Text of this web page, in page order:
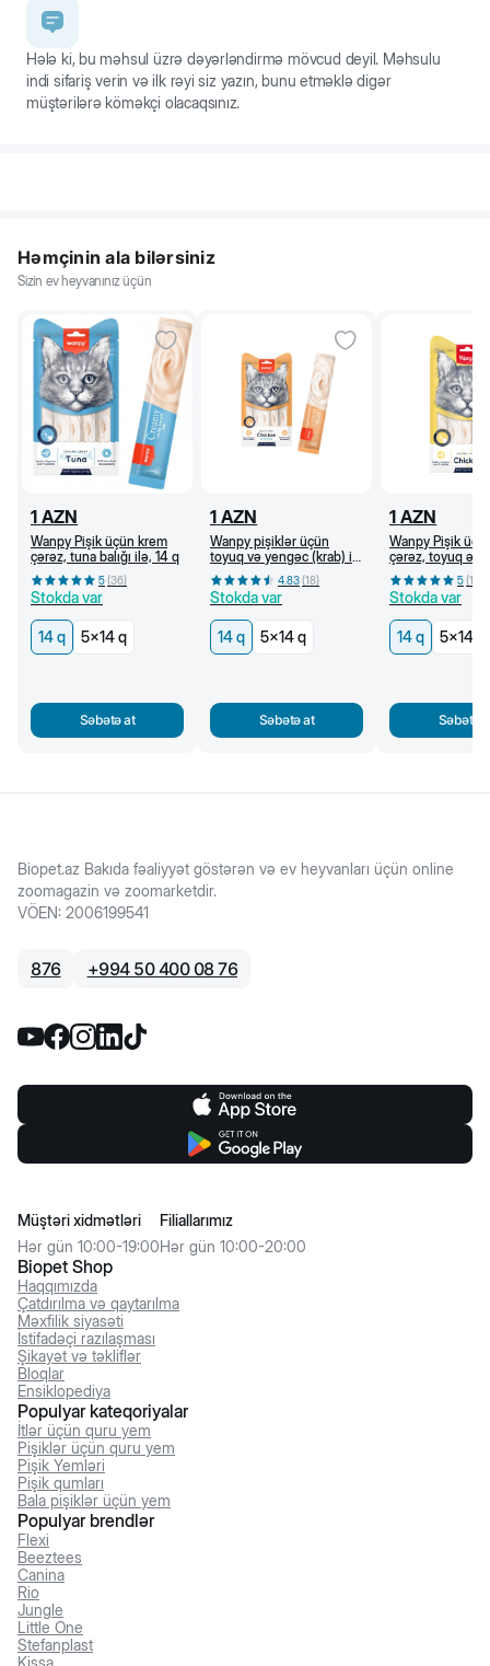
Hələ ki, bu məhsul üzrə dəyərləndirmə mövcud deyil. Məhsulu
indi sifariş verin və ilk rəyi siz yazın, bunu etməklə digər
müştərilərə köməkçi olacaqsınız.
Həmçinin ala bilərsiniz
Sizin ev heyvanınız üçün
1 AZN
Wanpy Pişik üçün krem
çərəz, tuna balığı ilə, 14 q
5(36)
Stokda var
14 q 5x14 q
Səbətə at
1 AZN
Wanpy pişiklər üçün
toyuq və yengəc (krab) ilə
krem çərəz, 14 q
4.83(18)
Stokda var
14 q 5x14 q
Səbətə at
1 AZN
Wanpy Pişik
çərəz, toyuq əti
5(18
Stokda var
14 q 5x14 q
Səbətə
Biopet.az Bakıda fəaliyyət göstərən və ev heyvanları üçün online
zoomagazin və zoomarketdir.
VÖEN: 2006199541
876 +994 50 400 08 76
Biopet Shop
Haqqımızda
Çatdırılma və qaytarılma
Məxfilik siyasəti
İstifadəçi razılaşması
Şikayət və təkliflər
Bloqlar
Ensiklopediya
Müştəri xidmətləri
Hər gün 10:00-19:00
Filiallarımız
Hər gün 10:00-20:00
Populyar kateqoriyalar
İtlər üçün quru yem
Pişiklər üçün quru yem
Pişik Yemləri
Pişik qumları
Bala pişiklər üçün yem
Populyar brendlər
Flexi
Beeztees
Canina
Rio
Jungle
Little One
Stefanplast
Kissa